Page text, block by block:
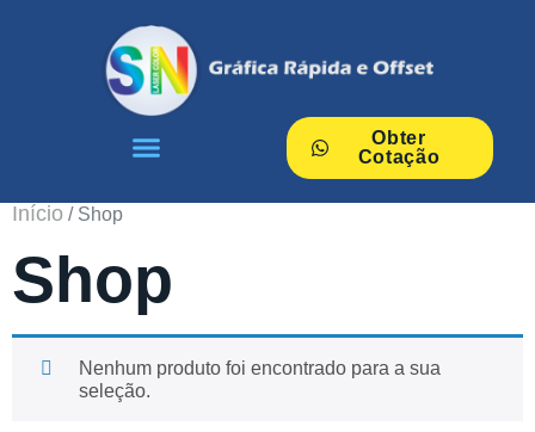
Obter
Cotação
Início / Shop
Shop
Nenhum produto foi encontrado para a sua
seleção.